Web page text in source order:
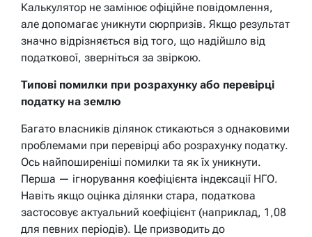
Калькулятор не замінює офіційне повідомлення,
але допомагає уникнути сюрпризів. Якщо результат
значно відрізняється від того, що надійшло від
податкової, зверніться за звіркою.
Типові помилки при розрахунку або перевірці
податку на землю
Багато власників ділянок стикаються з однаковими
проблемами при перевірці або розрахунку податку.
Ось найпоширеніші помилки та як їх уникнути.
Перша — ігнорування коефіцієнта індексації НГО.
Навіть якщо оцінка ділянки стара, податкова
застосовує актуальний коефіцієнт (наприклад, 1,08
для певних періодів). Це призводить до